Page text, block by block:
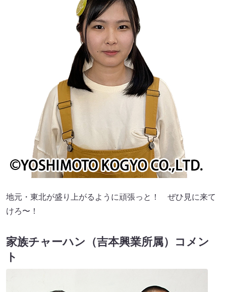
地元・東北が盛り上がるように頑張っと！ ぜひ見に来て
けろ〜！
家族チャーハン（吉本興業所属）コメン
ト